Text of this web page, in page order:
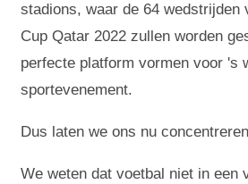
stadions, waar de 64 wedstrijden
Cup Qatar 2022 zullen worden
perfecte platform vormen voor 's
sportevenement.
Dus laten we ons nu
We weten dat voetbal niet in een